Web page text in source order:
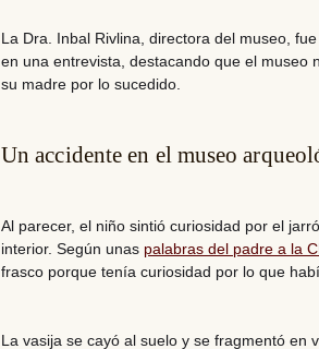
La Dra. Inbal Rivlina, directora del museo,
en una entrevista, destacando que el museo
su madre por lo sucedido.
Un accidente en el museo
Al parecer, el niño sintió curiosidad por el
interior. Según unas palabras del padre a la
frasco porque tenía curiosidad por lo que
La vasija se cayó al suelo y se fragmentó